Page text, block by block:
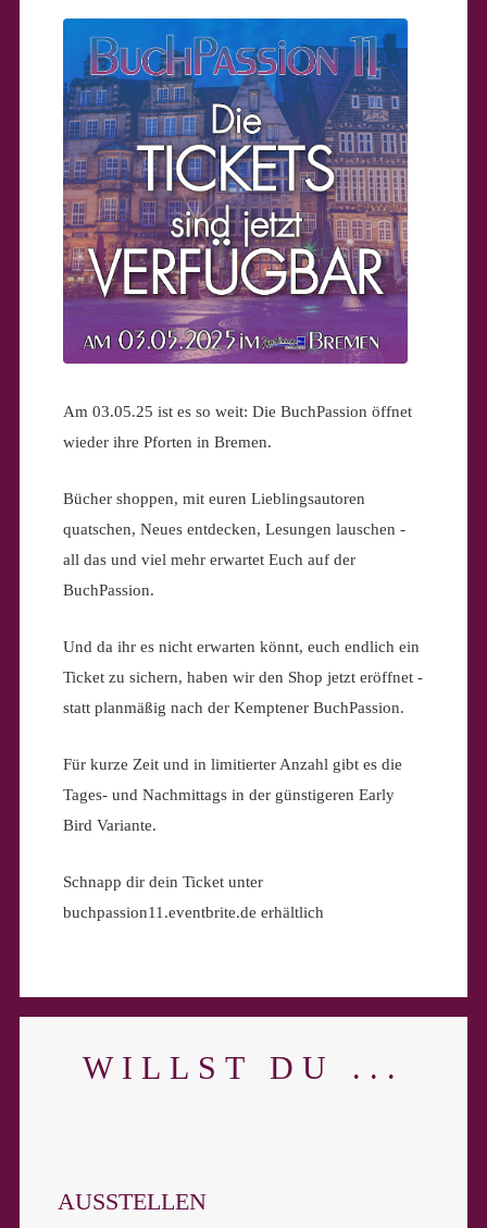
Am 03.05.25 ist es so weit: Die BuchPassion öffnet
wieder ihre Pforten in Bremen.
Bücher shoppen, mit euren Lieblingsautoren
quatschen, Neues entdecken, Lesungen lauschen -
all das und viel mehr erwartet Euch auf der
BuchPassion.
Und da ihr es nicht erwarten könnt, euch endlich ein
Ticket zu sichern, haben wir den Shop jetzt eröffnet -
statt planmäßig nach der Kemptener BuchPassion.
Für kurze Zeit und in limitierter Anzahl gibt es die
Tages- und Nachmittags in der günstigeren Early
Bird Variante.
Schnapp dir dein Ticket unter
buchpassion11.eventbrite.de erhältlich
WILLST DU ...
AUSSTELLEN